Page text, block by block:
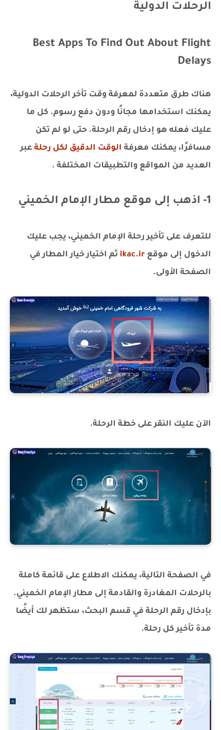
الرحلات الدولية
Best Apps To Find Out About Flight
Delays
هناك طرق متعددة لمعرفة وقت تأخر الرحلات الدولية،
يمكنك استخدامها مجانًا ودون دفع رسوم. كل ما
عليك فعله هو إدخال رقم الرحلة. حتى لو لم تكن
مسافرًا، يمكنك معرفة الوقت الدقيق لكل رحلة عبر
العديد من المواقع والتطبيقات المختلفة .
1- اذهب إلى موقع مطار الإمام الخميني
للتعرف على تأخير رحلة الإمام الخميني، يجب عليك
الدخول إلى موقع ikac.ir ثم اختيار خيار المطار في
الصفحة الأولى.
الآن عليك النقر على خطة الرحلة.
في الصفحة التالية، يمكنك الاطلاع على قائمة كاملة
بالرحلات المغادرة والقادمة إلى مطار الإمام الخميني.
بإدخال رقم الرحلة في قسم البحث، ستظهر لك أيضًا
مدة تأخير كل رحلة.